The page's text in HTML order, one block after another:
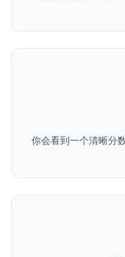
你会看到一个清晰分